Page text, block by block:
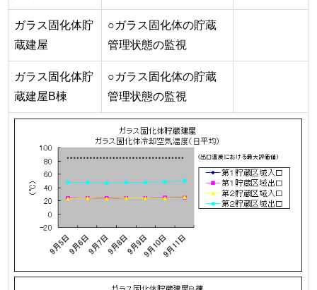
ガラス固化体貯
蔵建屋
○ガラス固化体の貯蔵
管理状態の監視
ガラス固化体貯
蔵建屋B棟
○ガラス固化体の貯蔵
管理状態の監視